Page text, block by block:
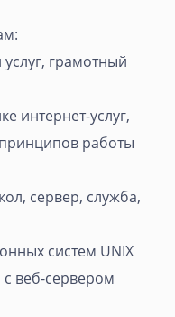
грамотный
интернет-услуг,
работы
сервер, служба,
систем UNIX
веб-сервером